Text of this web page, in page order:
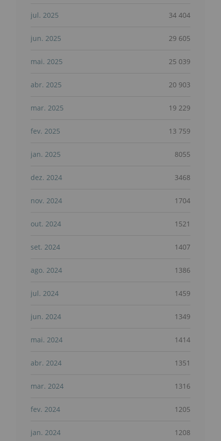
jul. 2025 34 404
jun. 2025 29 605
mai. 2025 25 039
abr. 2025 20 903
mar. 2025 19 229
fev. 2025 13 759
jan. 2025 8055
dez. 2024 3468
nov. 2024 1704
out. 2024 1521
set. 2024 1407
ago. 2024 1386
jul. 2024 1459
jun. 2024 1349
mai. 2024 1414
abr. 2024 1351
mar. 2024 1316
fev. 2024 1205
jan. 2024 1208